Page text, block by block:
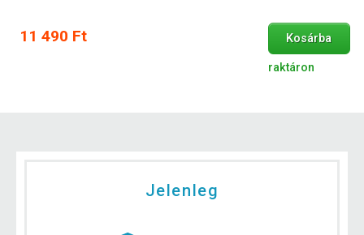
11 490 Ft Kosárba
raktáron
Jelenleg